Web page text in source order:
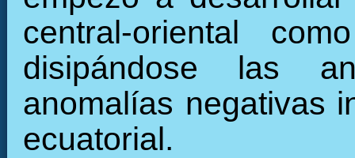
central-oriental
disipándose las
anomalías negativas
ecuatorial.